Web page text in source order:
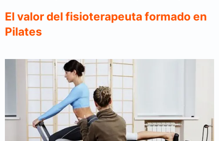
El valor del fisioterapeuta formado en
Pilates